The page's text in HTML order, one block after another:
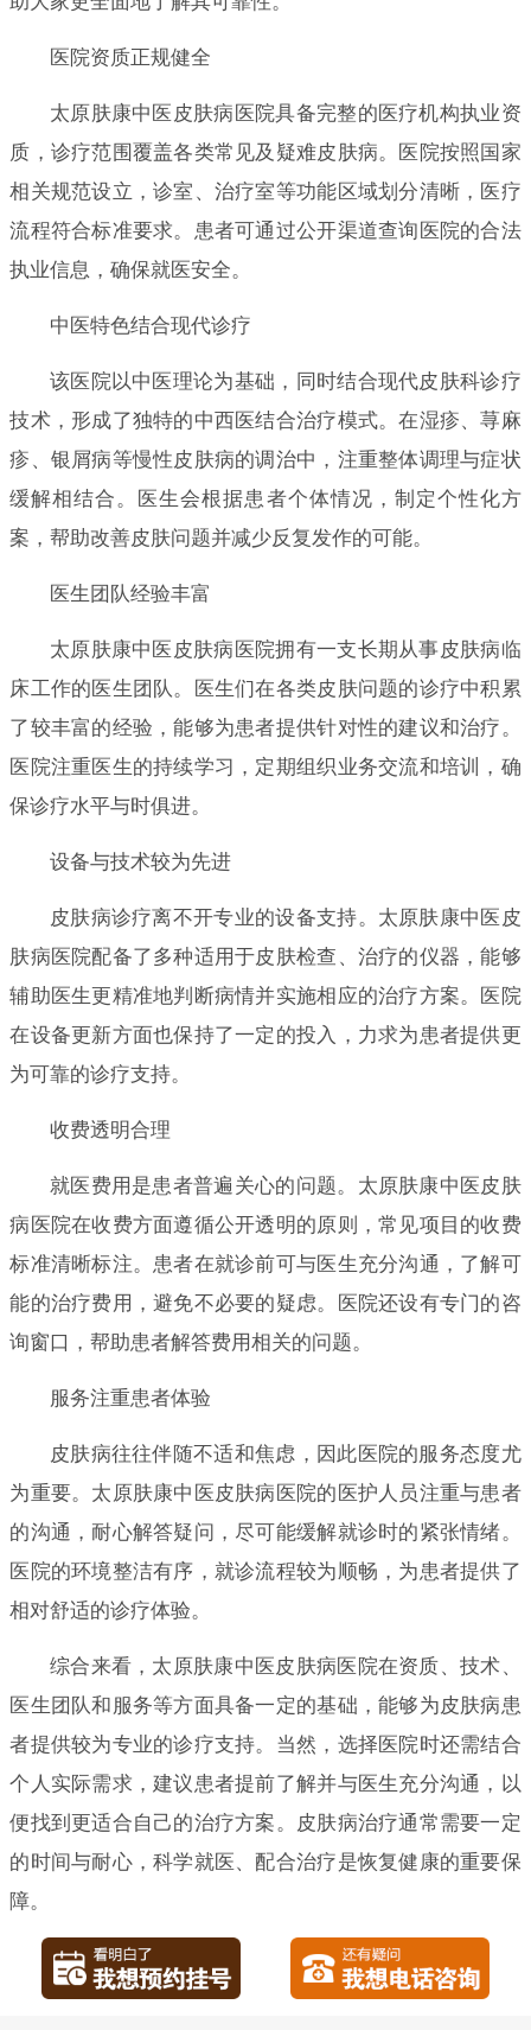
医院资质正规健全
太原肤康中医皮肤病医院具备完整的医疗机构执业资
质，诊疗范围覆盖各类常见及疑难皮肤病。医院按照国家
相关规范设立，诊室、治疗室等功能区域划分清晰，医疗
流程符合标准要求。患者可通过公开渠道查询医院的合法
执业信息，确保就医安全。
中医特色结合现代诊疗
该医院以中医理论为基础，同时结合现代皮肤科诊疗
技术，形成了独特的中西医结合治疗模式。在湿疹、荨麻
疹、银屑病等慢性皮肤病的调治中，注重整体调理与症状
缓解相结合。医生会根据患者个体情况，制定个性化方
案，帮助改善皮肤问题并减少反复发作的可能。
医生团队经验丰富
太原肤康中医皮肤病医院拥有一支长期从事皮肤病临
床工作的医生团队。医生们在各类皮肤问题的诊疗中积累
了较丰富的经验，能够为患者提供针对性的建议和治疗。
医院注重医生的持续学习，定期组织业务交流和培训，确
保诊疗水平与时俱进。
设备与技术较为先进
皮肤病诊疗离不开专业的设备支持。太原肤康中医皮
肤病医院配备了多种适用于皮肤检查、治疗的仪器，能够
辅助医生更精准地判断病情并实施相应的治疗方案。医院
在设备更新方面也保持了一定的投入，力求为患者提供更
为可靠的诊疗支持。
收费透明合理
就医费用是患者普遍关心的问题。太原肤康中医皮肤
病医院在收费方面遵循公开透明的原则，常见项目的收费
标准清晰标注。患者在就诊前可与医生充分沟通，了解可
能的治疗费用，避免不必要的疑虑。医院还设有专门的咨
询窗口，帮助患者解答费用相关的问题。
服务注重患者体验
皮肤病往往伴随不适和焦虑，因此医院的服务态度尤
为重要。太原肤康中医皮肤病医院的医护人员注重与患者
的沟通，耐心解答疑问，尽可能缓解就诊时的紧张情绪。
医院的环境整洁有序，就诊流程较为顺畅，为患者提供了
相对舒适的诊疗体验。
综合来看，太原肤康中医皮肤病医院在资质、技术、
医生团队和服务等方面具备一定的基础，能够为皮肤病患
者提供较为专业的诊疗支持。当然，选择医院时还需结合
个人实际需求，建议患者提前了解并与医生充分沟通，以
便找到更适合自己的治疗方案。皮肤病治疗通常需要一定
的时间与耐心，科学就医、配合治疗是恢复健康的重要保
障。